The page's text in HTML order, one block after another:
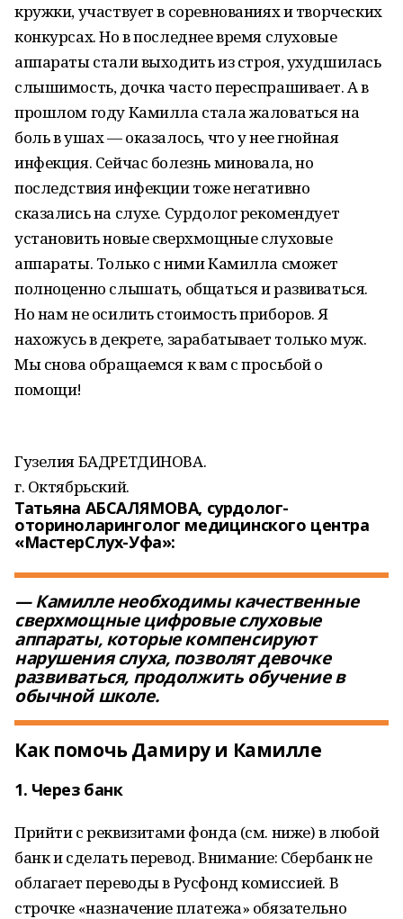
кружки, участвует в соревнованиях и творческих
конкурсах. Но в последнее время слуховые
аппараты стали выходить из строя, ухудшилась
слышимость, дочка часто переспрашивает. А в
прошлом году Камилла стала жаловаться на
боль в ушах — оказалось, что у нее гнойная
инфекция. Сейчас болезнь миновала, но
последствия инфекции тоже негативно
сказались на слухе. Сурдолог рекомендует
установить новые сверхмощные слуховые
аппараты. Только с ними Камилла сможет
полноценно слышать, общаться и развиваться.
Но нам не осилить стоимость приборов. Я
нахожусь в декрете, зарабатывает только муж.
Мы снова обращаемся к вам с просьбой о
помощи!
Гузелия БАДРЕТДИНОВА.
г. Октябрьский.
Татьяна АБСАЛЯМОВА, сурдолог-
оториноларинголог медицинского центра
«МастерСлух-Уфа»:
— Камилле необходимы качественные
сверхмощные цифровые слуховые
аппараты, которые компенсируют
нарушения слуха, позволят девочке
развиваться, продолжить обучение в
обычной школе.
Как помочь Дамиру и Камилле
1. Через банк
Прийти с реквизитами фонда (см. ниже) в любой
банк и сделать перевод. Внимание: Сбербанк не
облагает переводы в Русфонд комиссией. В
строчке «назначение платежа» обязательно